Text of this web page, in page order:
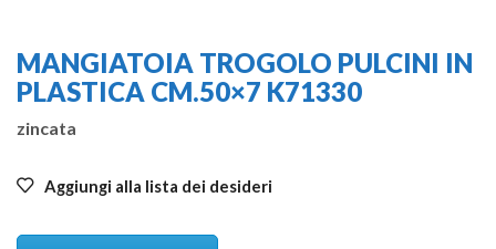
MANGIATOIA TROGOLO PULCINI IN
PLASTICA CM.50×7 K71330
zincata
Aggiungi alla lista dei desideri